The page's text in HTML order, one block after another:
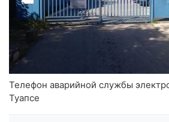
Телефон аварийной службы
Туапсе